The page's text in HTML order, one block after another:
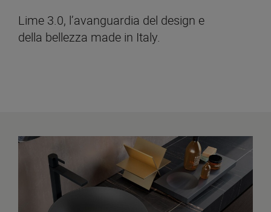
Lime 3.0, l’avanguardia del design e
della bellezza made in Italy.